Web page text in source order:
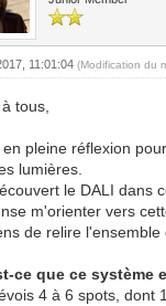
11:01:04(Modification du
tous,
en pleine réflexion
lumières.
le DALI dans
m'orienter vers
de relire
ce que ce système
4 à 6 spots, dont